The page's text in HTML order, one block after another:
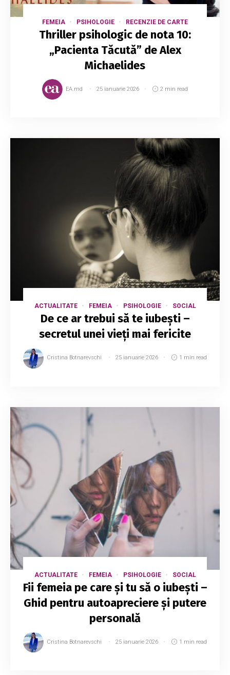
FEMEIA PSIHOLOGIE RECENZIE DE CARTE
Thriller psihologic de nota 10:
„Pacienta Tăcută” de Alex
Michaelides
EA.md 25 ianuarie 2026 2 min read
ACTUALITATE FEMEIA PSIHOLOGIE SOCIAL
De ce ar trebui să te iubești –
secretul unei vieți mai fericite
Cristina Botnarevschi 25 ianuarie 2026 1 min read
ACTUALITATE FEMEIA PSIHOLOGIE SOCIAL
Fii femeia pe care și tu să o iubești –
Ghid pentru autoapreciere și putere
personală
Cristina Botnarevschi 25 ianuarie 2026 1 min read